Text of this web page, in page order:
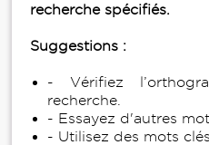
recherche spécifiés.
Suggestions :
- Vérifiez
recherche.
- Essayez d'autres
- Utilisez des mots